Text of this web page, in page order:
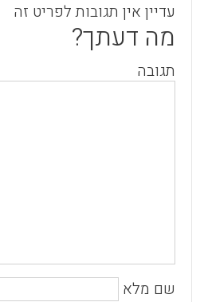
עדיין אין תגובות לפריט זה
מה דעתך?
תגובה
שם מלא